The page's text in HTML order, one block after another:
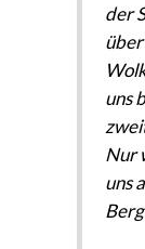
der
uns
Nur
uns